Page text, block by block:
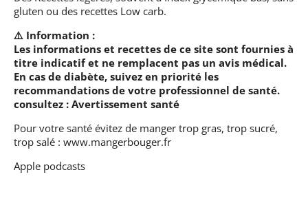
gluten ou des recettes Low carb.
⚠️ Information :
Les informations et recettes de ce site sont fournies à
titre indicatif et ne remplacent pas un avis médical.
En cas de diabète, suivez en priorité les
recommandations de votre professionnel de santé.
consultez : Avertissement santé
Pour votre santé évitez de manger trop gras, trop sucré,
trop salé : www.mangerbouger.fr
Apple podcasts